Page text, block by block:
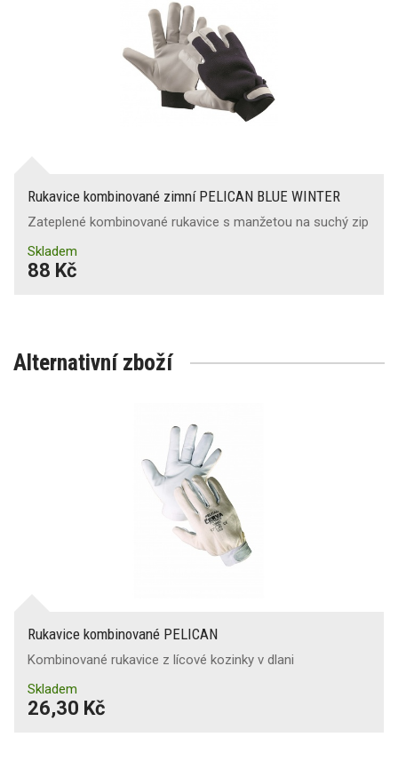
Rukavice kombinované zimní PELICAN BLUE WINTER
Zateplené kombinované rukavice s manžetou na suchý zip
Skladem
88 Kč
Alternativní zboží
Rukavice kombinované PELICAN
Kombinované rukavice z lícové kozinky v dlani
Skladem
26,30 Kč